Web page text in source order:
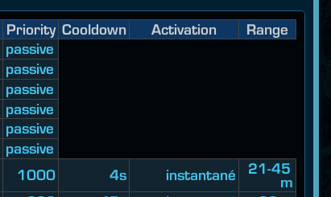
Priority Cooldown Activation
Range
passive
passive
passive
passive
passive
passive
1000 4s instantané
21-45
m